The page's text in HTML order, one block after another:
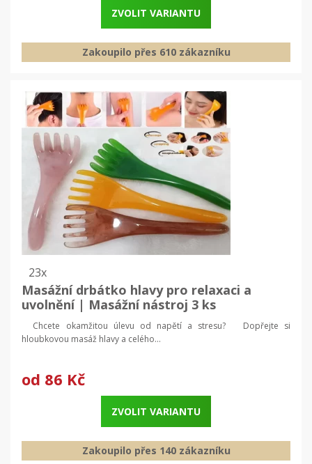
ZVOLIT VARIANTU
Zakoupilo přes 610 zákazníku
23x
Masážní drbátko hlavy pro relaxaci a
uvolnění | Masážní nástroj 3 ks
Chcete okamžitou úlevu od napětí a stresu? Dopřejte si
hloubkovou masáž hlavy a celého...
od 86 Kč
ZVOLIT VARIANTU
Zakoupilo přes 140 zákazníku